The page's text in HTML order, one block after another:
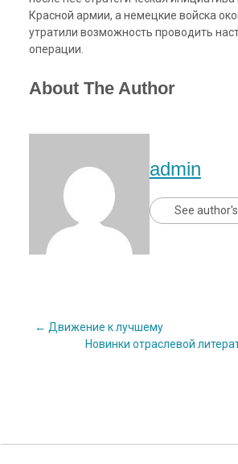
Красной армии, а немецкие войска
утратили возможность проводить
операции.
About The Author
admin
See
Post
← Движение к лучшему
Новинки отраслевой